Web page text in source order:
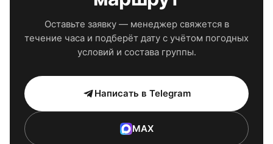
Оставьте заявку — менеджер свяжется в
течение часа и подберёт дату с учётом погодных
условий и состава группы.
Написать в Telegram
MAX